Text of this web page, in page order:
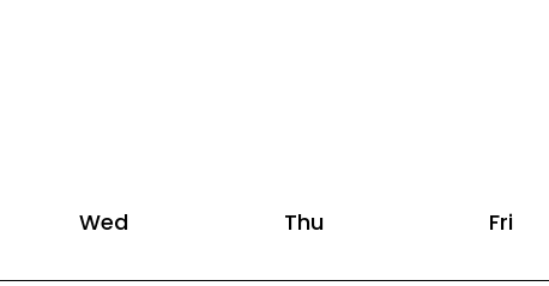
Wed Thu Fri